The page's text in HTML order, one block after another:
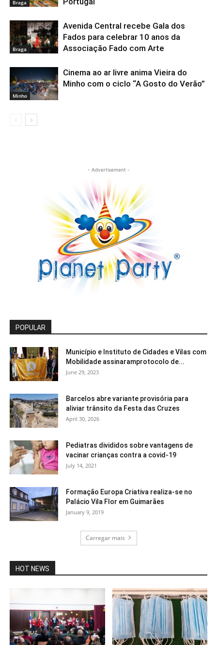
Braga
Braga
Avenida Central recebe Gala dos
Fados para celebrar 10 anos da
Associação Fado com Arte
Minho
Cinema ao ar livre anima Vieira do
Minho com o ciclo “A Gosto do Verão”
- Advertisement -
POPULAR
Município e Instituto de Cidades e Vilas com
Mobilidade assinaramprotocolo de...
June 29, 2023
Barcelos abre variante provisória para
aliviar trânsito da Festa das Cruzes
April 30, 2026
Pediatras divididos sobre vantagens de
vacinar crianças contra a covid-19
July 14, 2021
Formação Europa Criativa realiza-se no
Palácio Vila Flor em Guimarães
January 9, 2019
Carregar mais
HOT NEWS